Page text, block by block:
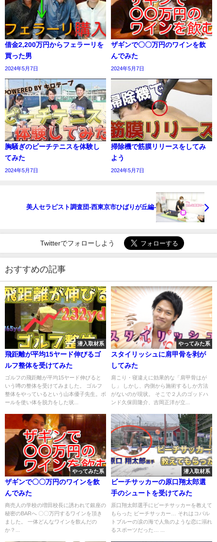
借金2,200万円からフェラーリを
買った男
2024年5月7日
ザギンで〇〇万円のワインを飲
んでみた
2024年5月7日
胸騒ぎのビーチテニスを体験し
てみた
2024年5月7日
掃除機で筋膜リリースをしてみ
よう
2024年5月7日
美人セラピスト調査団-西東京市ひばりが丘編-
Twitterでフォローしよう
おすすめの記事
潜入取材系
飛距離が平均15ヤード伸びるゴ
ルフ整体を受けてみた
ゴルフの飛距離が平均15ヤード伸びると
いう噂の整体を受けてみました。 ゴルフ
整体をやっているという山本優子先生。ボ
ールを使い体を脱力をした状...
やってみた系
スタイリッシュに肩甲骨を剥が
してみた
肩こり・寝違えに効果的な「肩甲骨はが
し」 しかし、内側から施術するしか方法
がないのが現状。 そこで２人のゴッドハ
ンド久保田隆介、吉岡正洋が立...
やってみた系
ザギンで〇〇万円のワインを飲
んでみた
商売人の学校の増田校長に誘われて銀座の
秘密のBARへ 〇〇万円するワインを頂き
ました。 一体どんなワインを飲んだの
か？...
潜入取材系
ビーチサッカーの原口翔太郎選
手のシュートを受けてみた
原口翔太郎選手にビーチサッカーを教えて
もらった ビーチサッカー… それはコバル
トブルーの涙の海で人魚のような恋に溺れ
るスポーツだった… ...